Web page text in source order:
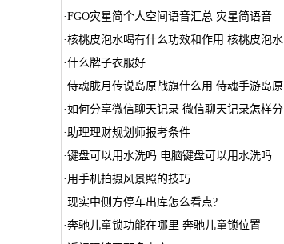
·FGO灾星简个人空间语音汇总 灾星简语音
·核桃皮泡水喝有什么功效和作用 核桃皮泡水
·什么牌子衣服好
·侍魂胧月传说岛原战旗什么用 侍魂手游岛原
·如何分享微信聊天记录 微信聊天记录怎样分
·助理理财规划师报考条件
·键盘可以用水洗吗 电脑键盘可以用水洗吗
· 用手机拍摄风景照的技巧
·现实中侧方停车出库怎么看点?
·奔驰儿童锁功能在哪里 奔驰儿童锁位置